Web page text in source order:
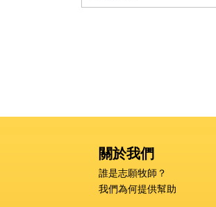
關於我們
誰是志願牧師？
我們為何提供幫助